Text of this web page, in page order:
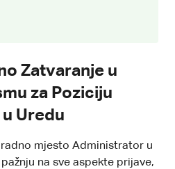
Zatvaranje u
za Poziciju
Uredu
mjesto Administrator u
na sve aspekte prijave,